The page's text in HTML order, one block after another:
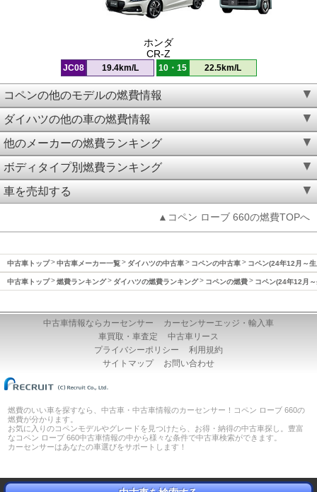
ホンダ
CR-Z
JC08 19.4km/L 10・15 22.5km/L
コペンの他のモデルの燃費情報
ダイハツの他の車の燃費情報
他のメーカーの燃費ランキング
ボディタイプ別燃費ランキング
車を売却する
▲コペン ローブ 660の燃費TOPへ
中古車トップ 中古車メーカー一覧 ダイハツの中古車 コペンの中古車 コペン(24年12月～
中古車トップ 燃費ランキング ダイハツの燃費ランキング コペンの燃費 コペン(24年12月
中古車情報ならカーセンサー
カーセンサーエッジ・輸入車
車買取・車査定
中古車リース
プライバシーポリシー
利用規約
サイトマップ
お問い合わせ
燃費のいい車を探すなら、中古車・中古車情報のカーセンサー！コペン ローブ 660の
燃費が分かります。
お気に入りのコペンモデルやグレードを見つけたら、お得・納得の中古車探し。豊富
なコペン ローブ 660中古車情報の中から様々な条件で中古車検索ができます。
カーセンサーはあなたの車選びをサポートします！